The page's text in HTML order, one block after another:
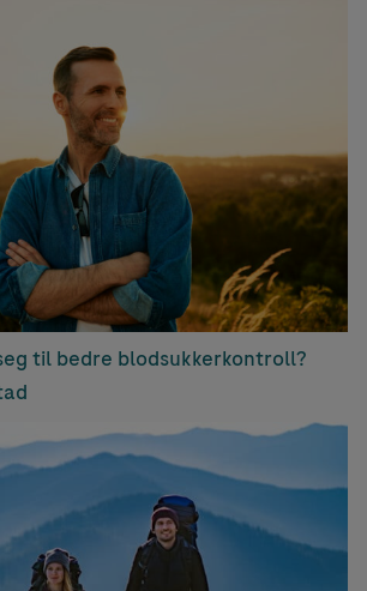
til bedre blodsukkerkontroll?